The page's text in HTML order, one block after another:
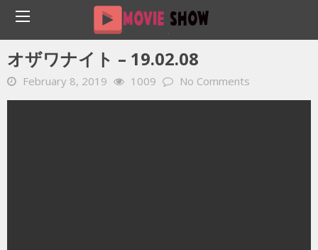
Home YOUTUBE 動画 毎日 オザワナイト – 19.02.08
オザワナイト – 19.02.08
February 8, 2019 1009 No Comments